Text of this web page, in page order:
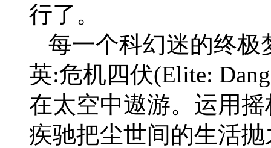
行了。
每一个科幻迷的终极
英:危机四伏(Elite:
在太空中遨游。运用
疾驰把尘世间的生活